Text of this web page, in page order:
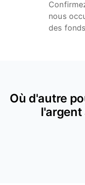
nous
des
Où d'autre
l'argent